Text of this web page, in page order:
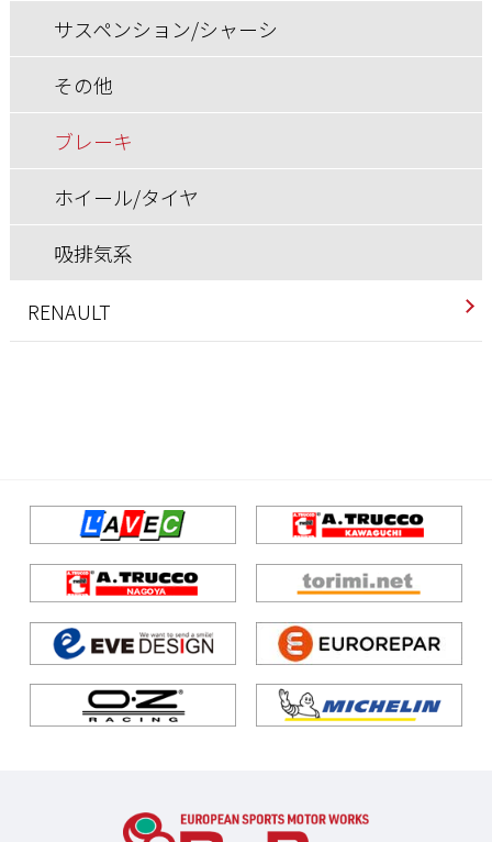
ホイール/タイヤ
その他
ブレーキ
ホイール/タイヤ
吸排気系
快適装備
ブレーキ
ホイール/タイヤ
サスペンション/シャーシ
その他
ブレーキ
ホイール/タイヤ
吸排気系
RENAULT
ブレーキ
ホイール/タイヤ